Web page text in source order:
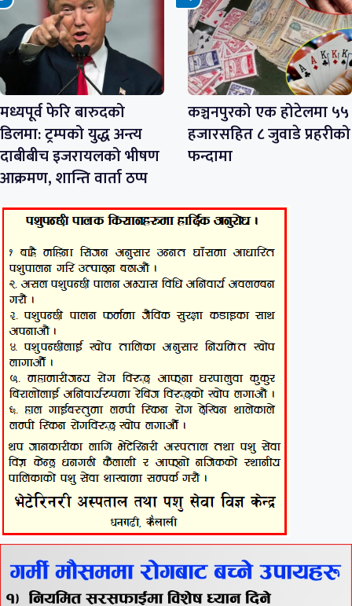
मध्यपूर्व फेरि बारुदको
डिलमा: ट्रम्पको युद्ध अन्त्य
दाबीबीच इजरायलको भीषण
आक्रमण, शान्ति वार्ता ठप्प
कञ्चनपुरको एक होटेलमा ५५
हजारसहित ८ जुवाडे प्रहरीको
फन्दामा